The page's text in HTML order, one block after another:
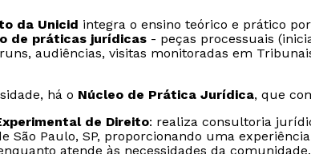
da Unicid integra o ensino teórico e prático
de práticas jurídicas - peças processuais
audiências, visitas monitoradas em
há o Núcleo de Prática Jurídica, que
de Direito: realiza consultoria
São Paulo, SP, proporcionando uma
atende às necessidades da comunidade.